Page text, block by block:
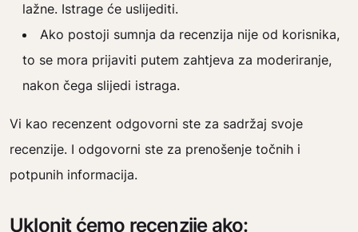
lažne. Istrage će uslijediti.
Ako postoji sumnja da recenzija nije od korisnika,
to se mora prijaviti putem zahtjeva za moderiranje,
nakon čega slijedi istraga.
Vi kao recenzent odgovorni ste za sadržaj svoje
recenzije. I odgovorni ste za prenošenje točnih i
potpunih informacija.
Uklonit ćemo recenzije ako: